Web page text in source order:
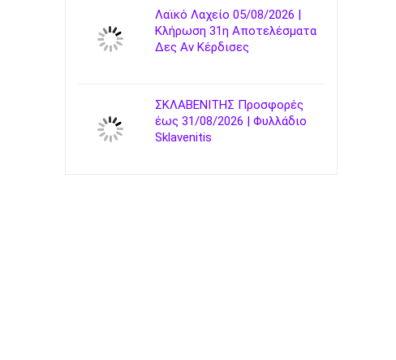
Λαϊκό Λαχείο 05/08/2026 |
Κλήρωση 31η Αποτελέσματα
Δες Αν Κέρδισες
ΣΚΛΑΒΕΝΙΤΗΣ Προσφορές
έως 31/08/2026 | Φυλλάδιο
Sklavenitis